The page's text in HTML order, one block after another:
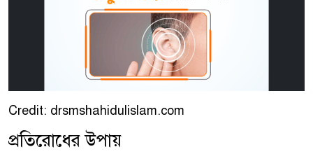
Credit: drsmshahidulislam.com
প্রতিরোধের উপায়